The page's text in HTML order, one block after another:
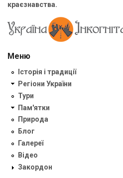
краєзнавства.
Меню
Історія і традиції
Регіони України
Тури
Пам'ятки
Природа
Блог
Галереї
Відео
Закордон